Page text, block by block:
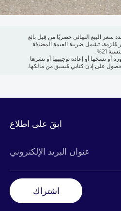
سعر البيع النهائي حصريًا من قِبل بائع
مُلزمة، تشمل ضريبة القيمة المضافة
21%.
أو نسخها أو إعادة توجيهها أو نشرها
على إذن كتابي مُسبق من مالكها.
ابقَ على اطلاع
عنوان البريد الإلكتروني
اشتراك